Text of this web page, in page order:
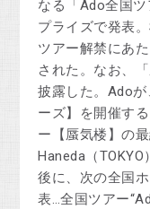
なる「Ado全国
プライズで発表
ツアー解禁にあ
された。なお、
披露した。Ado
ーズ】を開催す
ー【蜃気楼】の
Haneda（
後に、次の全国
表…全国ツアー